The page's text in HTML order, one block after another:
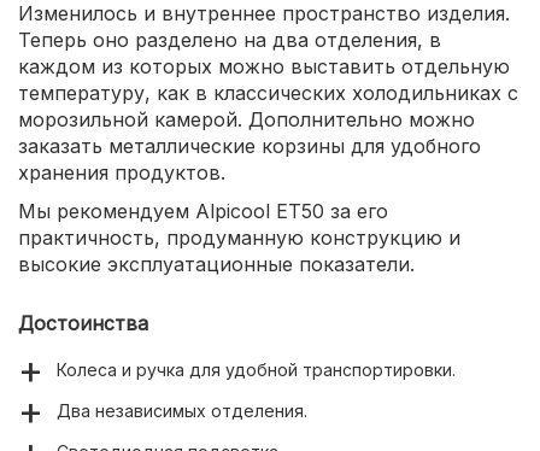
Изменилось и внутреннее пространство изделия.
Теперь оно разделено на два отделения, в
каждом из которых можно выставить отдельную
температуру, как в классических холодильниках с
морозильной камерой. Дополнительно можно
заказать металлические корзины для удобного
хранения продуктов.
Мы рекомендуем Alpicool ET50 за его
практичность, продуманную конструкцию и
высокие эксплуатационные показатели.
Достоинства
Колеса и ручка для удобной транспортировки.
Два независимых отделения.